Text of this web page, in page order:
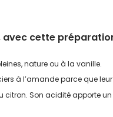
avec cette
nature ou à la vanille.
à l’amande parce que
citron. Son acidité apporte